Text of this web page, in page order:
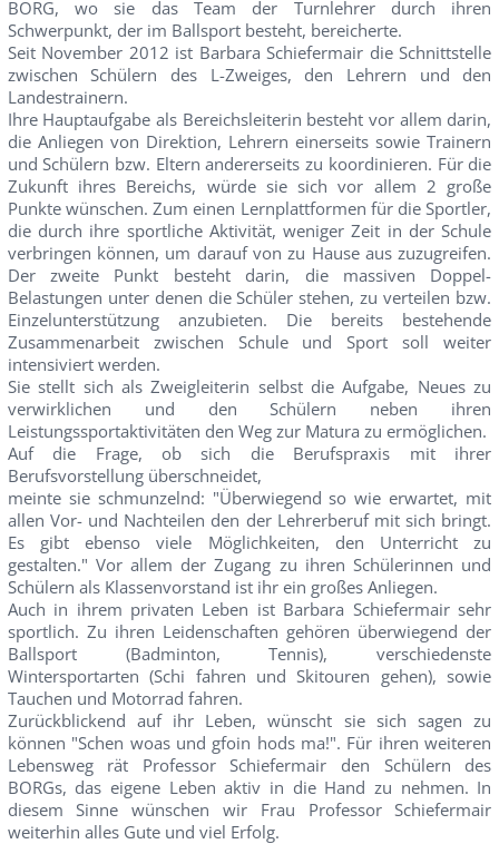
BORG, wo sie das Team der Turnlehrer durch ihren
Schwerpunkt, der im Ballsport besteht, bereicherte.
Seit November 2012 ist Barbara Schiefermair die Schnittstelle
zwischen Schülern des L-Zweiges, den Lehrern und den
Landestrainern.
Ihre Hauptaufgabe als Bereichsleiterin besteht vor allem darin,
die Anliegen von Direktion, Lehrern einerseits sowie Trainern
und Schülern bzw. Eltern andererseits zu koordinieren. Für die
Zukunft ihres Bereichs, würde sie sich vor allem 2 große
Punkte wünschen. Zum einen Lernplattformen für die Sportler,
die durch ihre sportliche Aktivität, weniger Zeit in der Schule
verbringen können, um darauf von zu Hause aus zuzugreifen.
Der zweite Punkt besteht darin, die massiven Doppel-
Belastungen unter denen die Schüler stehen, zu verteilen bzw.
Einzelunterstützung anzubieten. Die bereits bestehende
Zusammenarbeit zwischen Schule und Sport soll weiter
intensiviert werden.
Sie stellt sich als Zweigleiterin selbst die Aufgabe, Neues zu
verwirklichen und den Schülern neben ihren
Leistungssportaktivitäten den Weg zur Matura zu ermöglichen.
Auf die Frage, ob sich die Berufspraxis mit ihrer
Berufsvorstellung überschneidet,
meinte sie schmunzelnd: "Überwiegend so wie erwartet, mit
allen Vor- und Nachteilen den der Lehrerberuf mit sich bringt.
Es gibt ebenso viele Möglichkeiten, den Unterricht zu
gestalten." Vor allem der Zugang zu ihren Schülerinnen und
Schülern als Klassenvorstand ist ihr ein großes Anliegen.
Auch in ihrem privaten Leben ist Barbara Schiefermair sehr
sportlich. Zu ihren Leidenschaften gehören überwiegend der
Ballsport (Badminton, Tennis), verschiedenste
Wintersportarten (Schi fahren und Skitouren gehen), sowie
Tauchen und Motorrad fahren.
Zurückblickend auf ihr Leben, wünscht sie sich sagen zu
können "Schen woas und gfoin hods ma!". Für ihren weiteren
Lebensweg rät Professor Schiefermair den Schülern des
BORGs, das eigene Leben aktiv in die Hand zu nehmen. In
diesem Sinne wünschen wir Frau Professor Schiefermair
weiterhin alles Gute und viel Erfolg.